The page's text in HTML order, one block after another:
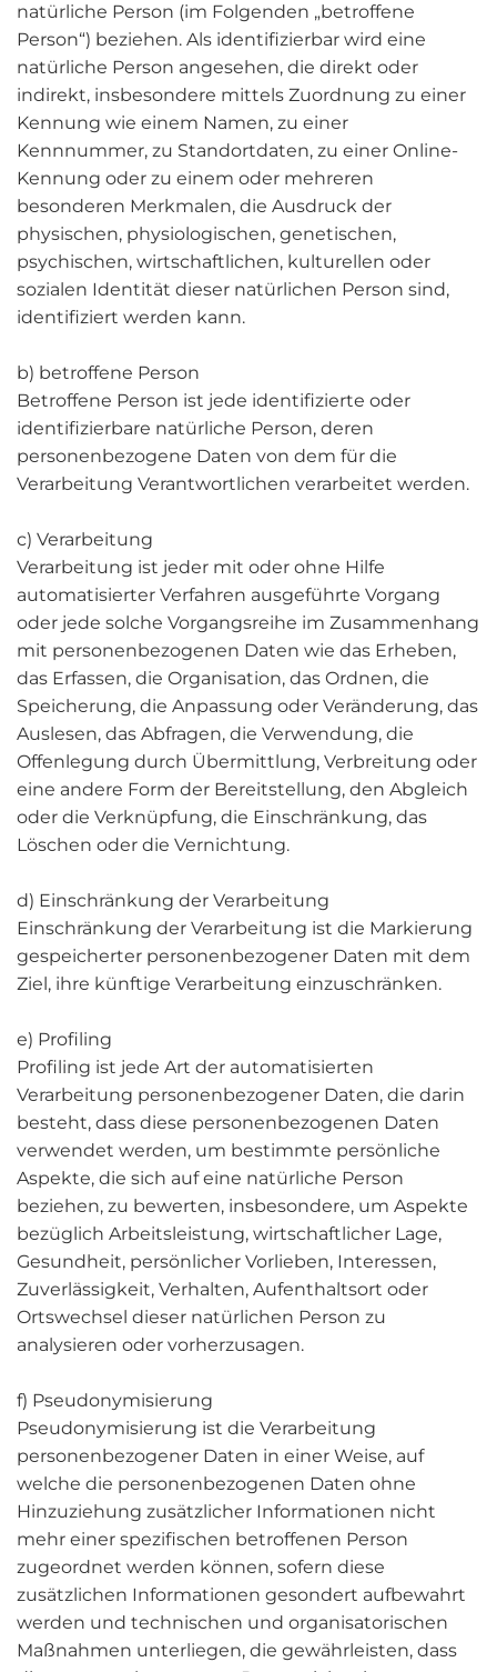
natürliche Person (im Folgenden „betroffene
Person“) beziehen. Als identifizierbar wird eine
natürliche Person angesehen, die direkt oder
indirekt, insbesondere mittels Zuordnung zu einer
Kennung wie einem Namen, zu einer
Kennnummer, zu Standortdaten, zu einer Online-
Kennung oder zu einem oder mehreren
besonderen Merkmalen, die Ausdruck der
physischen, physiologischen, genetischen,
psychischen, wirtschaftlichen, kulturellen oder
sozialen Identität dieser natürlichen Person sind,
identifiziert werden kann.
b) betroffene Person
Betroffene Person ist jede identifizierte oder
identifizierbare natürliche Person, deren
personenbezogene Daten von dem für die
Verarbeitung Verantwortlichen verarbeitet werden.
c) Verarbeitung
Verarbeitung ist jeder mit oder ohne Hilfe
automatisierter Verfahren ausgeführte Vorgang
oder jede solche Vorgangsreihe im Zusammenhang
mit personenbezogenen Daten wie das Erheben,
das Erfassen, die Organisation, das Ordnen, die
Speicherung, die Anpassung oder Veränderung, das
Auslesen, das Abfragen, die Verwendung, die
Offenlegung durch Übermittlung, Verbreitung oder
eine andere Form der Bereitstellung, den Abgleich
oder die Verknüpfung, die Einschränkung, das
Löschen oder die Vernichtung.
d) Einschränkung der Verarbeitung
Einschränkung der Verarbeitung ist die Markierung
gespeicherter personenbezogener Daten mit dem
Ziel, ihre künftige Verarbeitung einzuschränken.
e) Profiling
Profiling ist jede Art der automatisierten
Verarbeitung personenbezogener Daten, die darin
besteht, dass diese personenbezogenen Daten
verwendet werden, um bestimmte persönliche
Aspekte, die sich auf eine natürliche Person
beziehen, zu bewerten, insbesondere, um Aspekte
bezüglich Arbeitsleistung, wirtschaftlicher Lage,
Gesundheit, persönlicher Vorlieben, Interessen,
Zuverlässigkeit, Verhalten, Aufenthaltsort oder
Ortswechsel dieser natürlichen Person zu
analysieren oder vorherzusagen.
f) Pseudonymisierung
Pseudonymisierung ist die Verarbeitung
personenbezogener Daten in einer Weise, auf
welche die personenbezogenen Daten ohne
Hinzuziehung zusätzlicher Informationen nicht
mehr einer spezifischen betroffenen Person
zugeordnet werden können, sofern diese
zusätzlichen Informationen gesondert aufbewahrt
werden und technischen und organisatorischen
Maßnahmen unterliegen, die gewährleisten, dass